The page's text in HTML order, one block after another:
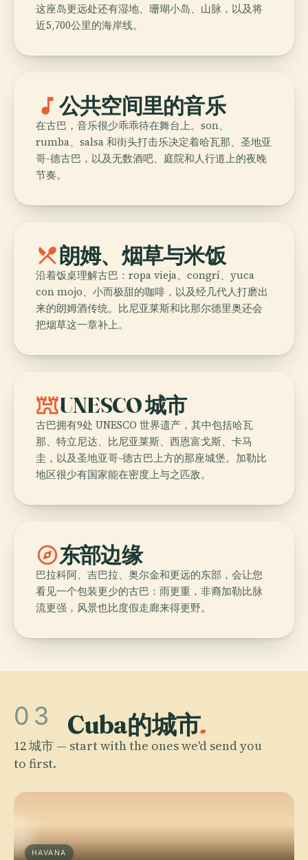
这座岛更远处还有湿地、珊瑚小岛、山脉，以及将
近5,700公里的海岸线。
music_note 公共空间里的音乐
在古巴，音乐很少乖乖待在舞台上。son、
rumba、salsa 和街头打击乐决定着哈瓦那、圣地亚
哥-德古巴，以及无数酒吧、庭院和人行道上的夜晚
节奏。
local_dining朗姆、烟草与米饭
沿着饭桌理解古巴：ropa vieja、congrí、yuca
con mojo、小而极甜的咖啡，以及经几代人打磨出
来的朗姆酒传统。比尼亚莱斯和比那尔德里奥还会
把烟草这一章补上。
fortUNESCO 城市
古巴拥有9处 UNESCO 世界遗产，其中包括哈瓦
那、特立尼达、比尼亚莱斯、西恩富戈斯、卡马
圭，以及圣地亚哥-德古巴上方的那座城堡。加勒比
地区很少有国家能在密度上与之匹敌。
explore东部边缘
巴拉科阿、吉巴拉、奥尔金和更远的东部，会让您
看见一个包装更少的古巴：雨更重，非裔加勒比脉
流更强，风景也比度假走廊来得更野。
03 Cuba的城市.
12 城市 — start with the ones we'd send you
to first.
HAVANA